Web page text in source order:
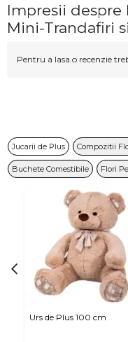
Impresii despre
Mini-Trandafiri
Pentru a lasa o recenzie
Jucarii de Plus Compozitii
Buchete Comestibile Flori
Urs de Plus 100 cm